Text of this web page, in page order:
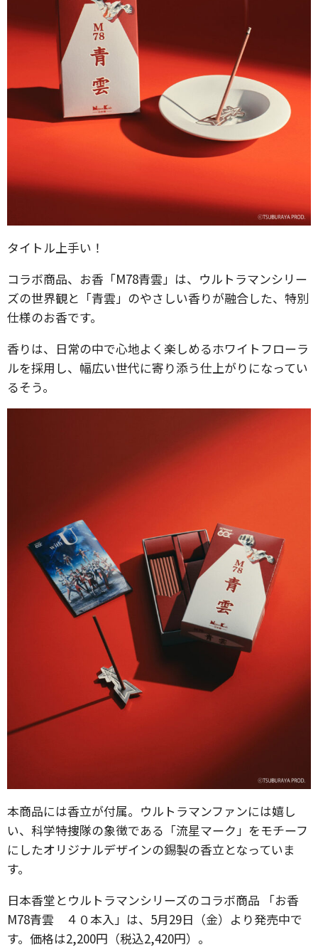
タイトル上手い！
コラボ商品、お香「M78青雲」は、ウルトラマンシリー
ズの世界観と「青雲」のやさしい香りが融合した、特別
仕様のお香です。
香りは、日常の中で心地よく楽しめるホワイトフローラ
ルを採用し、幅広い世代に寄り添う仕上がりになってい
るそう。
本商品には香立が付属。ウルトラマンファンには嬉し
い、科学特捜隊の象徴である「流星マーク」をモチーフ
にしたオリジナルデザインの錫製の香立となっていま
す。
日本香堂とウルトラマンシリーズのコラボ商品 「お香
M78青雲 ４０本入」は、5月29日（金）より発売中で
す。価格は2,200円（税込2,420円）。